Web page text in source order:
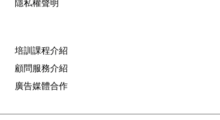
隱私權聲明
培訓課程介紹
顧問服務介紹
廣告媒體合作